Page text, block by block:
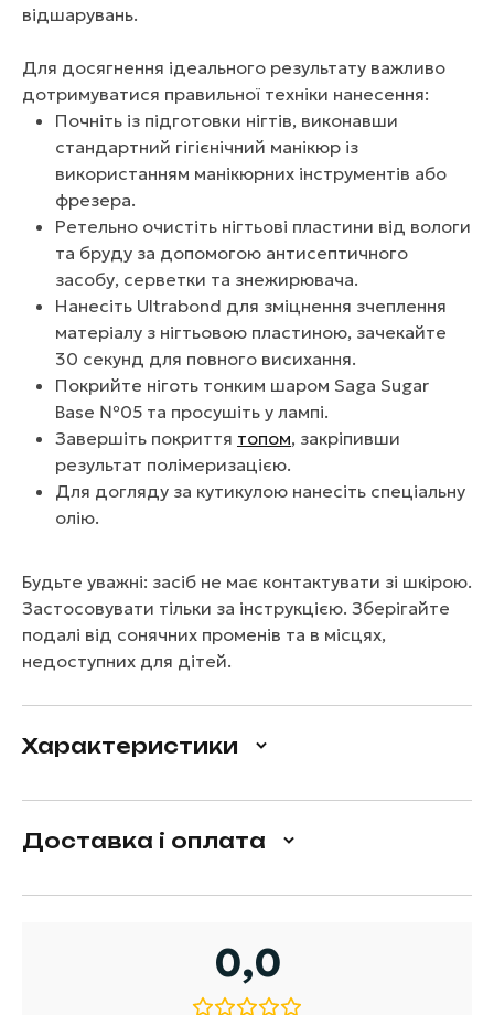
відшарувань.
Для досягнення ідеального результату важливо
дотримуватися правильної техніки нанесення:
Почніть із підготовки нігтів, виконавши
стандартний гігієнічний манікюр із
використанням манікюрних інструментів або
фрезера.
Ретельно очистіть нігтьові пластини від вологи
та бруду за допомогою антисептичного
засобу, серветки та знежирювача.
Нанесіть Ultrabond для зміцнення зчеплення
матеріалу з нігтьовою пластиною, зачекайте
30 секунд для повного висихання.
Покрийте ніготь тонким шаром Saga Sugar
Base №05 та просушіть у лампі.
Завершіть покриття топом, закріпивши
результат полімеризацією.
Для догляду за кутикулою нанесіть спеціальну
олію.
Будьте уважні: засіб не має контактувати зі шкірою.
Застосовувати тільки за інструкцією. Зберігайте
подалі від сонячних променів та в місцях,
недоступних для дітей.
Характеристики
Доставка і оплата
0,0